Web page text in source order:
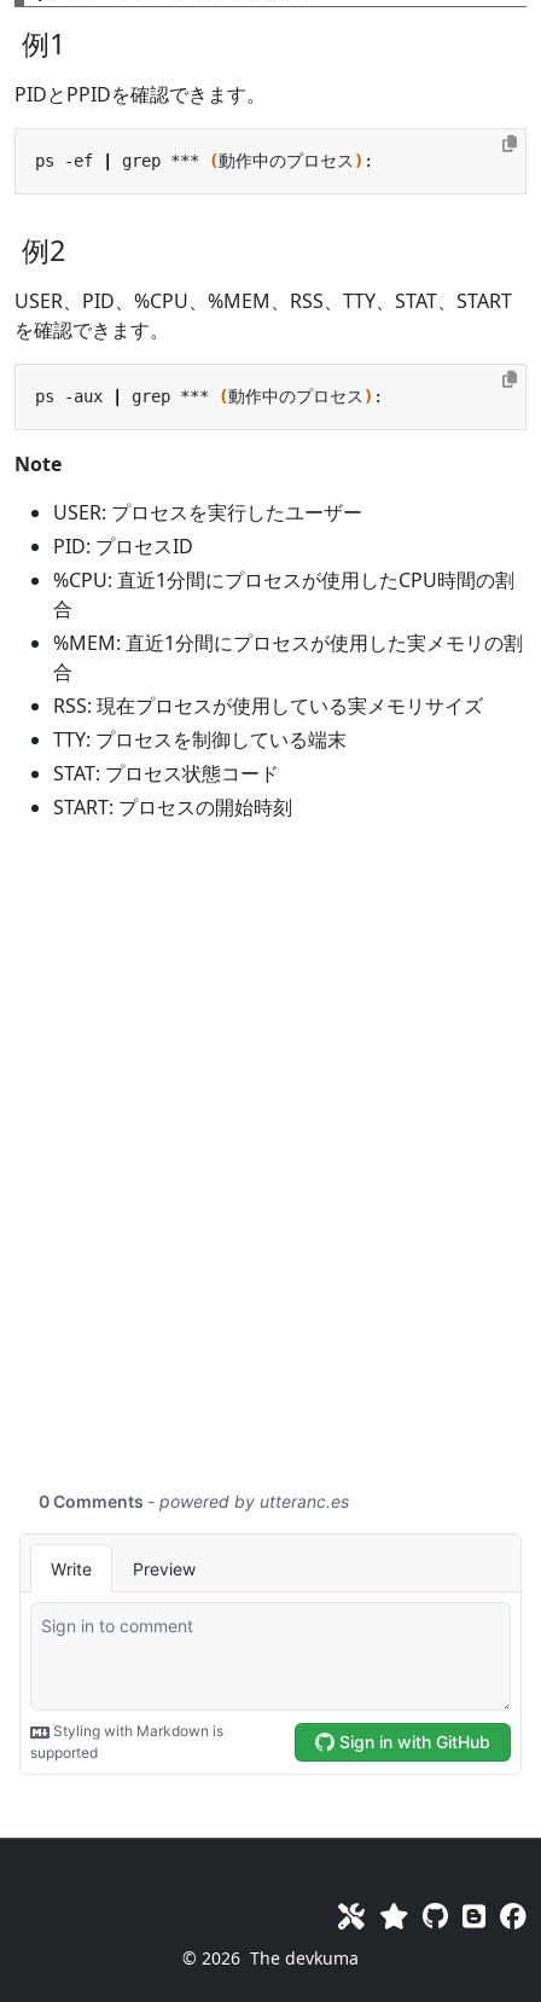
例1
PIDとPPIDを確認できます。
ps -ef grep *** (動作中のプロセス )
例2
USER、PID、%CPU、%MEM、RSS、TTY、STAT、START
を確認できます。
ps -aux grep *** (動作中のプロセス )
Note
USER: プロセスを実行したユーザー
PID: プロセスID
%CPU: 直近1分間にプロセスが使用したCPU時間の割
合
%MEM: 直近1分間にプロセスが使用した実メモリの割
合
RSS: 現在プロセスが使用している実メモリサイズ
TTY: プロセスを制御している端末
STAT: プロセス状態コード
START: プロセスの開始時刻
© 2026 The devkuma